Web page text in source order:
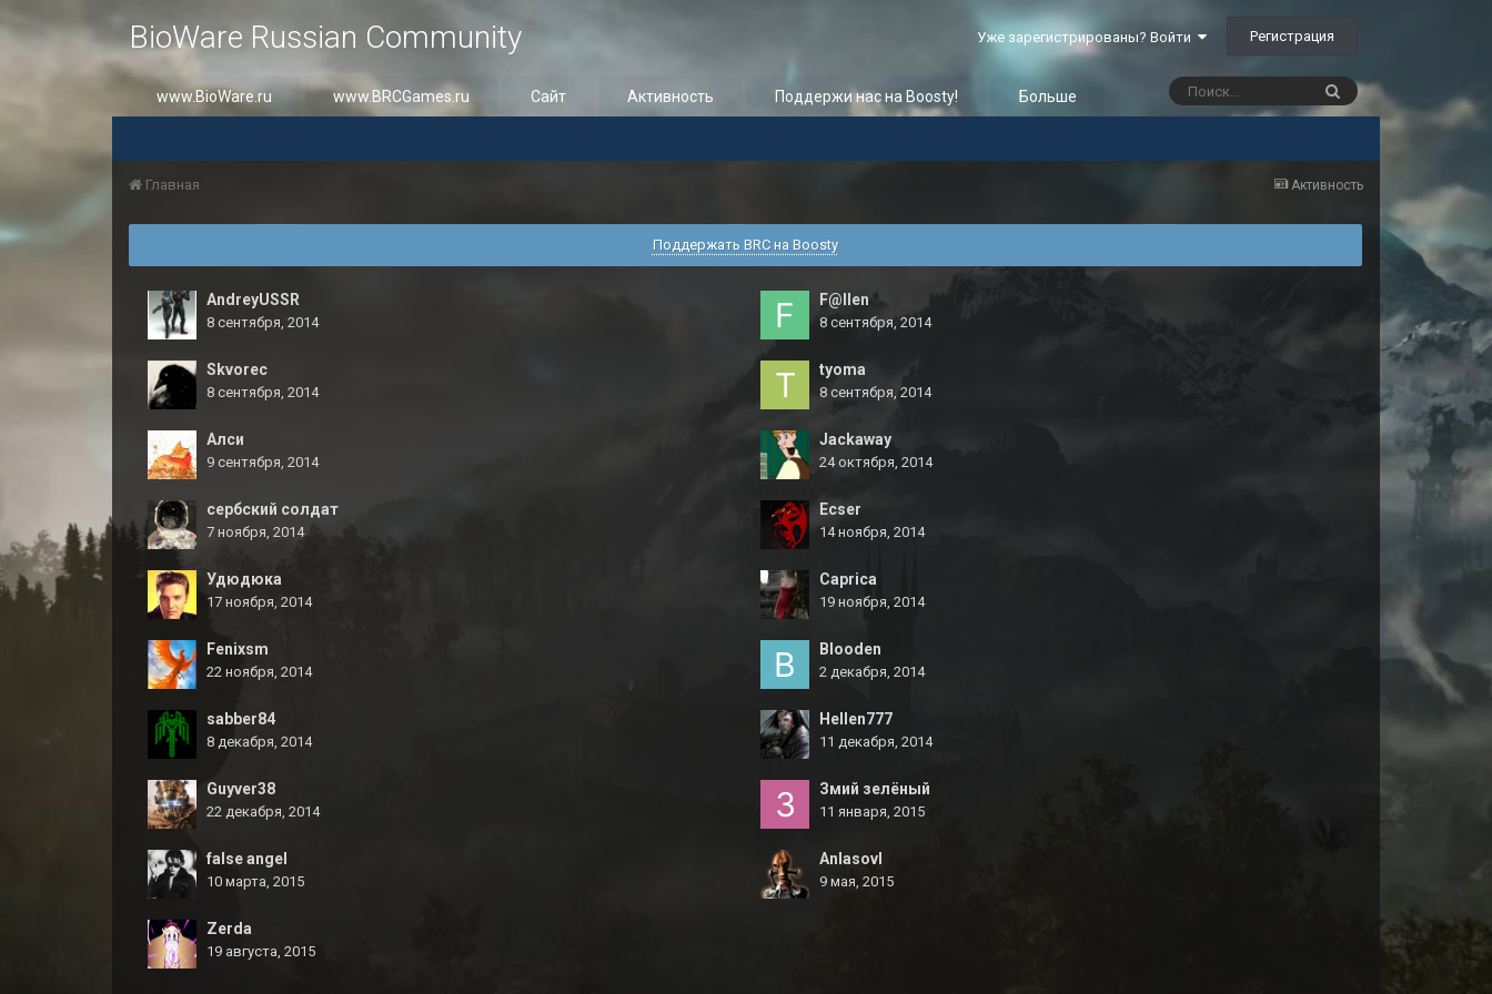
BioWare Russian Community Уже зарегистрированы? Войти Регистрация
www.BioWare.ru www.BRCGames.ru Сайт Активность Поддержи нас на Boosty! Больше
Активность
Главная
Поддержать BRC на Boosty
AndreyUSSR
8 сентября, 2014
F@llen
8 сентября, 2014
Skvorec
8 сентября, 2014
tyoma
8 сентября, 2014
Алси
9 сентября, 2014
Jackaway
24 октября, 2014
сербский солдат
7 ноября, 2014
Ecser
14 ноября, 2014
Удюдюка
17 ноября, 2014
Caprica
19 ноября, 2014
Fenixsm
22 ноября, 2014
Blooden
2 декабря, 2014
sabber84
8 декабря, 2014
Hellen777
11 декабря, 2014
Guyver38
22 декабря, 2014
Змий зелёный
11 января, 2015
false angel
10 марта, 2015
Anlasovl
9 мая, 2015
Zerda
19 августа, 2015